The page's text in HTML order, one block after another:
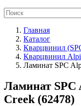
Главная
Каталог
Кварцвинил
Кварцвинил
Ламинат SPC
Ламинат SPC
Creek (62478)